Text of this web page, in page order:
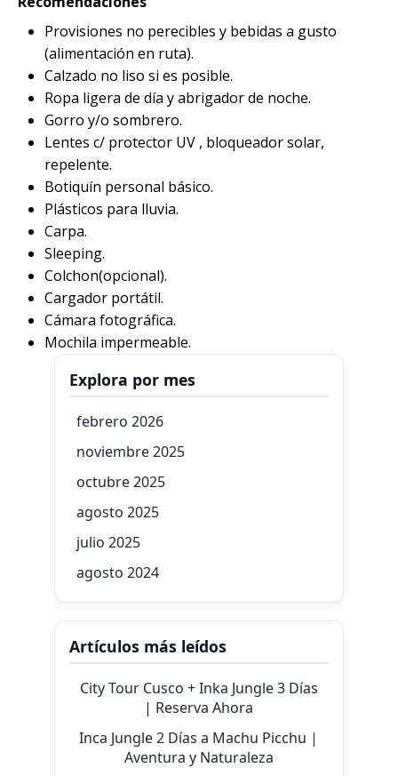
Provisiones no perecibles y bebidas a gusto
(alimentación en ruta).
Calzado no liso si es posible.
Ropa ligera de día y abrigador de noche.
Gorro y/o sombrero.
Lentes c/ protector UV , bloqueador solar,
repelente.
Botiquín personal básico.
Plásticos para lluvia.
Carpa.
Sleeping.
Colchon(opcional).
Cargador portátil.
Cámara fotográfica.
Mochila impermeable.
Explora por mes
febrero 2026
noviembre 2025
octubre 2025
agosto 2025
julio 2025
agosto 2024
Artículos más leídos
City Tour Cusco + Inka Jungle 3 Días
| Reserva Ahora
Inca Jungle 2 Días a Machu Picchu |
Aventura y Naturaleza